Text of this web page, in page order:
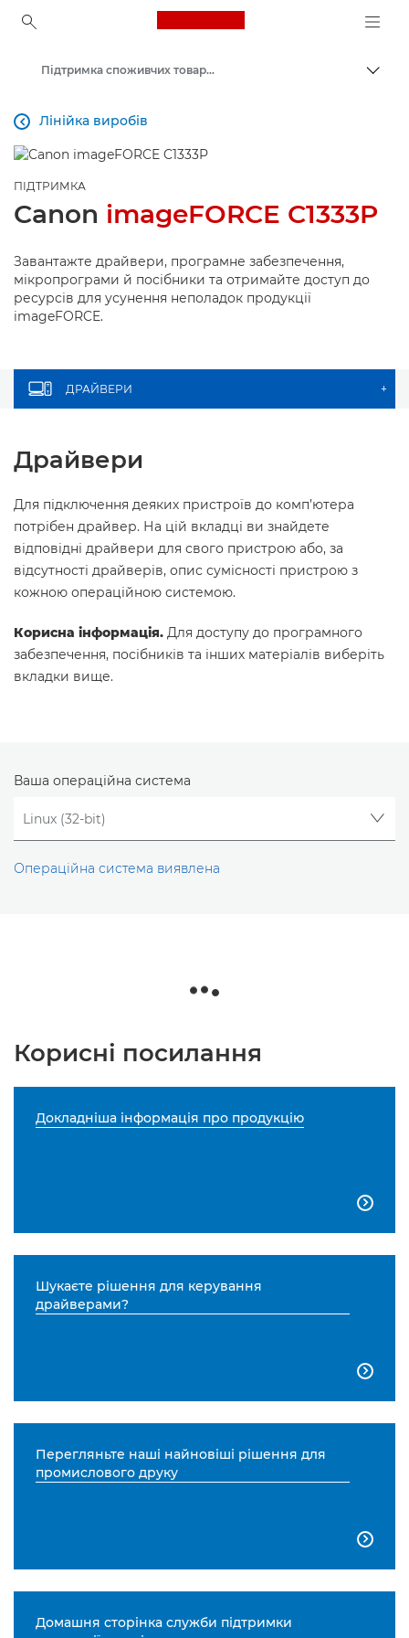
Canon Logo, back to
Підтримка споживчих товарів
Лінійка виробів

ПІДТРИМКА
Canon imageFORCE C1333P
Завантажте драйвери, програмне забезпечення,
мікропрограми й посібники та отримайте доступ до
ресурсів для усунення неполадок продукції
imageFORCE.
ДРАЙВЕРИ +
Драйвери
Для підключення деяких пристроїв до комп’ютера
потрібен драйвер. На цій вкладці ви знайдете
відповідні драйвери для свого пристрою або, за
відсутності драйверів, опис сумісності пристрою з
кожною операційною системою.
Корисна інформація. Для доступу до програмного
забезпечення, посібників та інших матеріалів виберіть
вкладки вище.
Ваша операційна система
Операційна система виявлена
Корисні посилання
Докладніша інформація про продукцію

Шукаєте рішення для керування
драйверами?

Перегляньте наші найновіші рішення для
промислового друку

Домашня сторінка служби підтримки